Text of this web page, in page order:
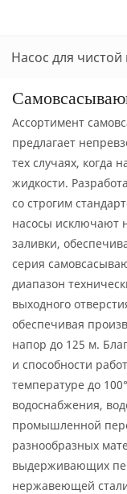
Насос для чистой
Ассортимент
предлагает
тех случаях, когда
жидкости.
со строгим
насосы исключают
заливки,
серия
диапазон
выходного
обеспечивая
напор до 125 м.
и способности
температуре до
водоснабжения,
промышленной
разнообразных
выдерживающих
нержавеющей